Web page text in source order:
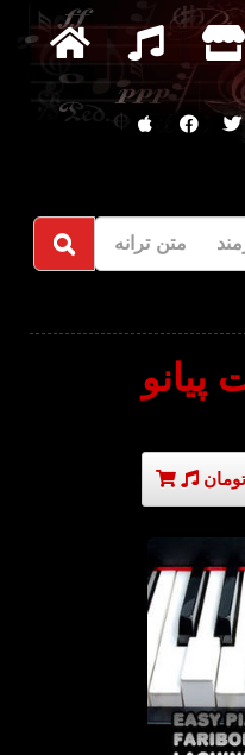
متن ترانه
پیانو